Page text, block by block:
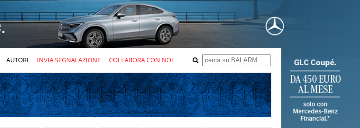
AUTORI INVIA SEGNALAZIONE COLLABORA CON NOI